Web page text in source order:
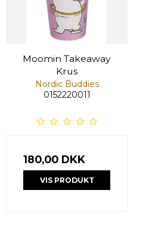
Moomin Takeaway
Krus
Nordic Buddies
0152220011
180,00 DKK
VIS PRODUKT